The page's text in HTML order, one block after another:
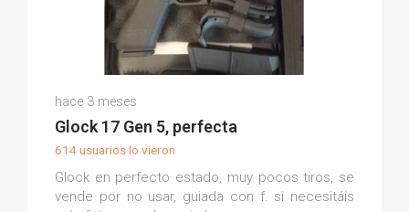
hace 3 meses
Glock 17 Gen 5, perfecta
614 usuarios lo vieron
Glock en perfecto estado, muy pocos tiros, se
vende por no usar, guiada con f. si necesitáis